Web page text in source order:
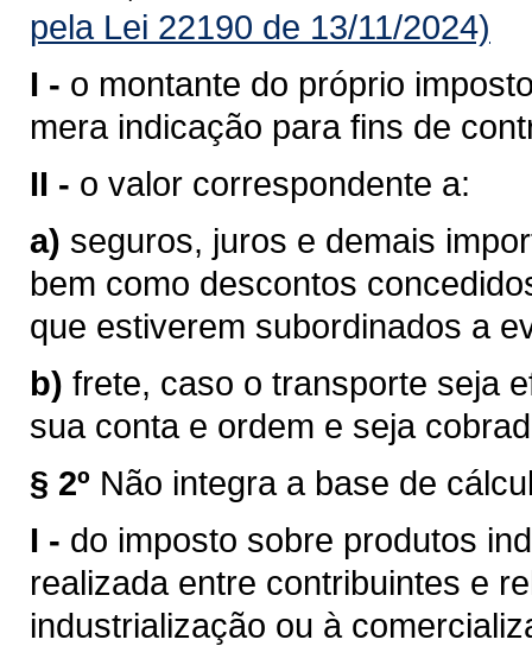
pela Lei 22190 de 13/11/2024)
I - o montante do próprio
mera indicação para fins de
II - o valor correspondente a:
a) seguros, juros e demais
bem como descontos
que estiverem subordinados a
b) frete, caso o transporte seja
sua conta e ordem e seja
§ 2º Não integra a base de
I - do imposto sobre produtos
realizada entre contribuintes e
industrialização ou à